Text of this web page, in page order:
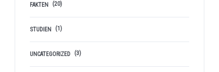
FAKTEN (20)
STUDIEN (1)
UNCATEGORIZED (3)